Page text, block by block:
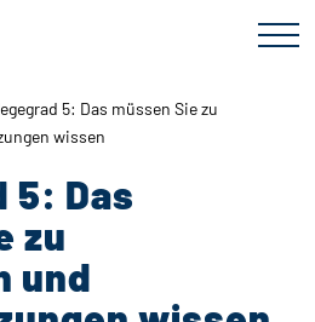
5: Das müssen Sie zu
wissen
5: Das
zu
und